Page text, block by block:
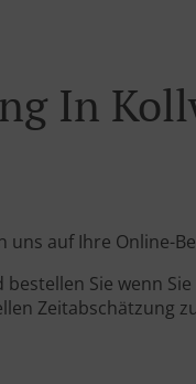
In
uns auf Ihre Online-
Sie wenn
Zeitabschätzung